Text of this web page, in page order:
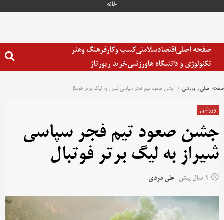
خانه
صفحه اصلیاقتصادسلامتیکسب وکارفرهنگ وهنر
تکنولوژی و دانشگاه هاورزشیخرید رپورتاژ
صفحه اصلی ورزشی جشن صعود تیم فجر سپاسی شیراز به لیگ برتر فوتبال
ورزشی
جشن صعود تیم فجر سپاسی
شیراز به لیگ برتر فوتبال
1 سال پیش علی مردی